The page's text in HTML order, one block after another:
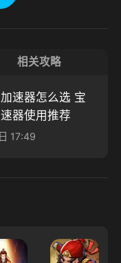
相关攻略
速器怎么选 宝
器使用推荐
17:49